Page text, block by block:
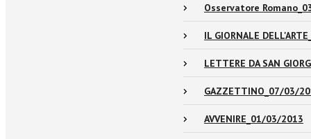
Osservatore
IL GIORNALE
LETTERE DA SAN
GAZZETTINO_07/03/
AVVENIRE_01/03/2013